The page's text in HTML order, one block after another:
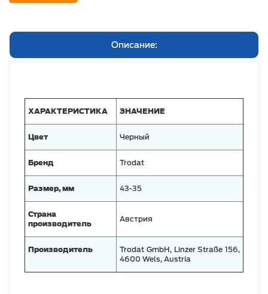
Описание:
ХАРАКТЕРИСТИКА ЗНАЧЕНИЕ
Цвет Черный
Бренд Trodat
Размер, мм 43-35
Страна
производитель
Австрия
Производитель
Trodat GmbH, Linzer Straße 156,
4600 Wels, Austria